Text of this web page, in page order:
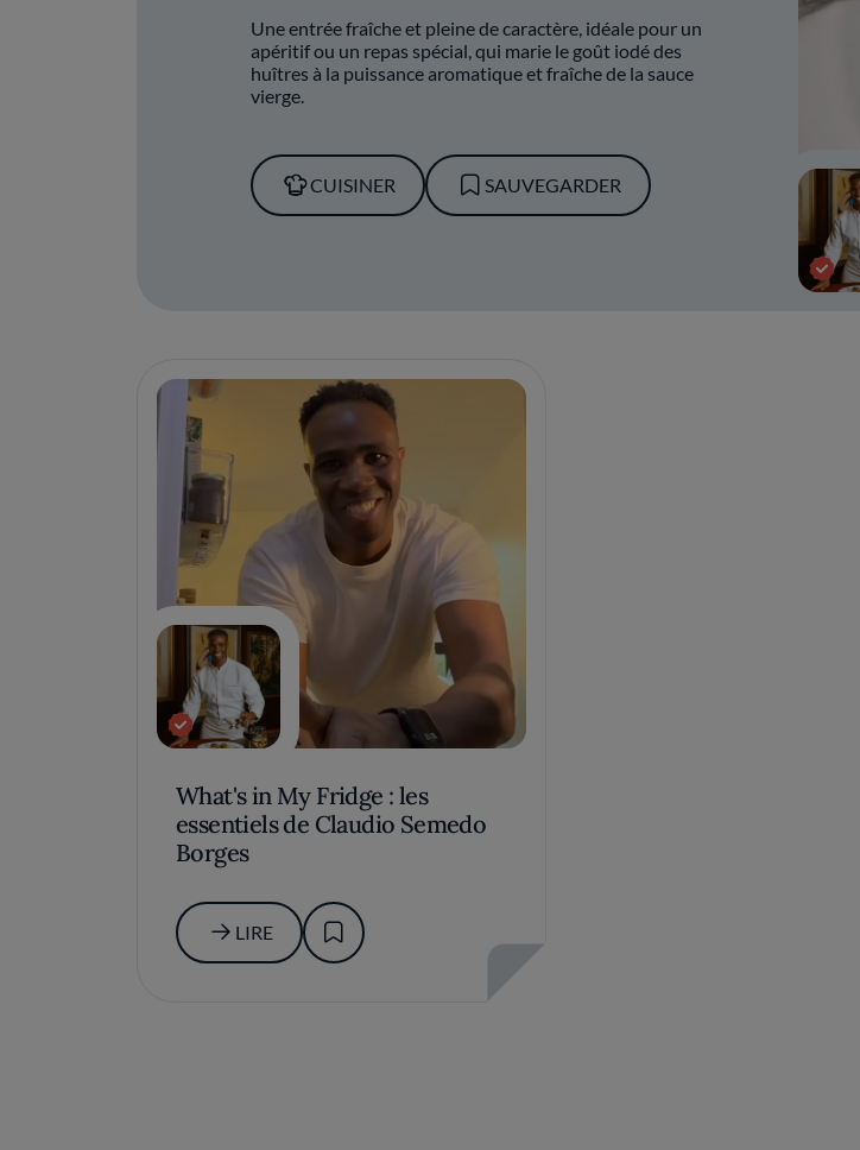
Une entrée fraîche et pleine de caractère, idéale pour un
apéritif ou un repas spécial, qui marie le goût iodé des
huîtres à la puissance aromatique et fraîche de la sauce
vierge.
CUISINER SAUVEGARDER
What's in My Fridge : les
essentiels de Claudio Semedo
Borges
LIRE